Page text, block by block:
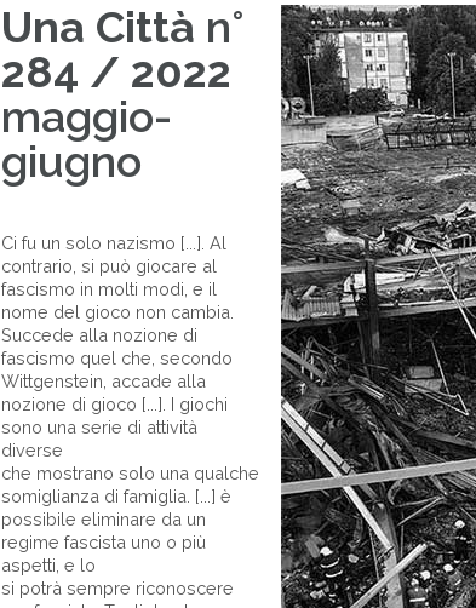
Una Città n°
284 / 2022
maggio-
giugno
Ci fu un solo nazismo [...]. Al
contrario, si può giocare al
fascismo in molti modi, e il
nome del gioco non cambia.
Succede alla nozione di
fascismo quel che, secondo
Wittgenstein, accade alla
nozione di gioco [...]. I giochi
sono una serie di attività
diverse
che mostrano solo una qualche
somiglianza di famiglia. [...] è
possibile eliminare da un
regime fascista uno o più
aspetti, e lo
si potrà sempre riconoscere